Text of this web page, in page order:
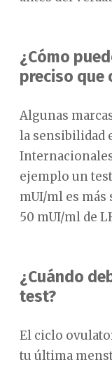
¿Cómo
preciso que
Algunas
la sensibilidad
ejemplo un test
mUI/ml es más
50 mUI/ml de
¿Cuándo
test?
El ciclo
tu última